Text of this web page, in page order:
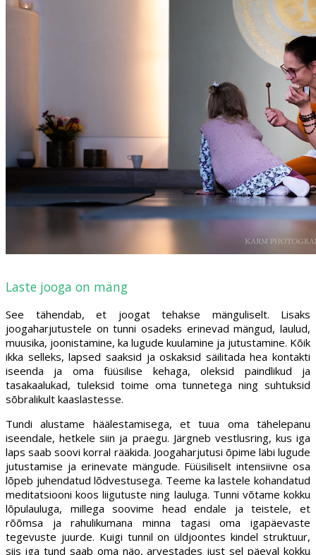
Laste jooga on mäng
See tähendab, et joogat tehakse mänguliselt. Lisaks
joogaharjutustele on tunni osadeks erinevad mängud, laulud,
muusika, joonistamine, ka lugude kuulamine ja jutustamine. Kõik
ikka selleks, lapsed saaksid ja oskaksid säilitada hea kontakti
iseenda ja oma füüsilise kehaga, oleksid paindlikud ja
tasakaalukad, tuleksid toime oma tunnetega ning suhtuksid
sõbralikult kaaslastesse.
Tundi alustame häälestamisega, et tuua oma tähelepanu
iseendale, hetkele siin ja praegu. Järgneb vestlusring, kus iga
laps saab soovi korral rääkida. Joogaharjutusi õpime läbi lugude
jutustamise ja erinevate mängude. Füüsiliselt intensiivne osa
lõpeb juhendatud lõdvestusega. Teeme ka lastele kohandatud
meditatsiooni koos liigutuste ning lauluga. Tunni võtame kokku
lõpulauluga, millega soovime head endale ja teistele, et
rõõmsa ja rahulikumana minna tagasi oma igapäevaste
tegevuste juurde. Kuigi tunnil on üldjoontes kindel struktuur,
siis iga tund saab oma näo, arvestades just sel päeval kokku